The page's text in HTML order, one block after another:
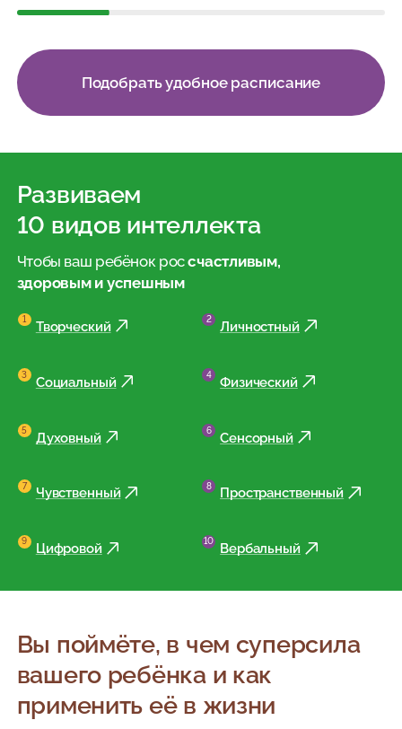
Подобрать удобное расписание
Развиваем
10 видов интеллекта
Чтобы ваш ребёнок россчастливым,
здоровым и успешным
Творческий Личностный
Социальный Физический
Духовный Сенсорный
Чувственный Пространственный
Цифровой Вербальный
Вы поймёте, в чем суперсила
вашего ребёнка и как
применить её в жизни